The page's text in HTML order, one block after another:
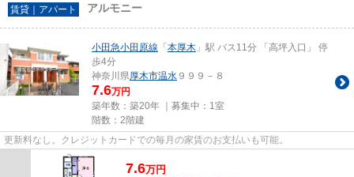
賃貸｜アパート アルモニー
小田急小田原線 「本厚木 」駅 バス11分 「高坪入口」 停
歩4分
神奈川県厚木市温水 ９９９－８
7.6万円
築年数：築20年 ｜募集中： 1室
階数：2階建
更新料なし。クレジットカードでの毎月の家賃のお支払いも可能。
7.6万円